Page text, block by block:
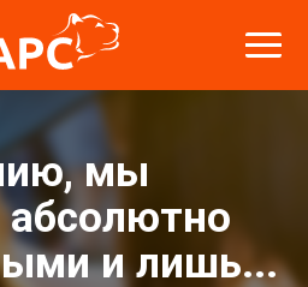
мы
абсолютно
и лишь...